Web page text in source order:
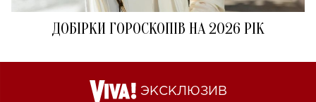
ДОБІРКИ ГОРОСКОПІВ НА 2026 РІК
ЭКСКЛЮЗИВ